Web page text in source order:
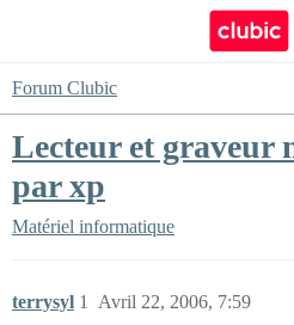
Forum Clubic
Lecteur et graveur
par xp
Matériel informatique
terrysyl Avril 22, 2006, 7:59
1